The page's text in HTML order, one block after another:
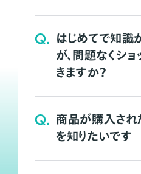
Q. はじめてで知識
が、問題なくシ
きますか？
Q. 商品が購入され
を知りたいです